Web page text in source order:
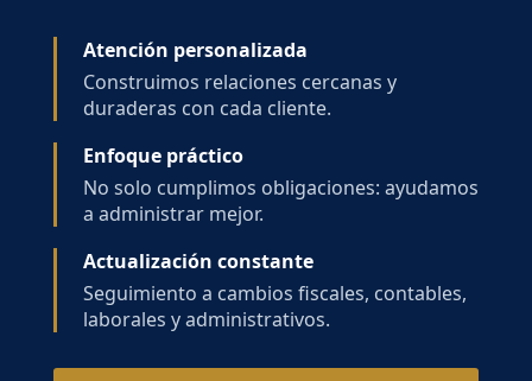
Atención personalizada
Construimos relaciones cercanas y
duraderas con cada cliente.
Enfoque práctico
No solo cumplimos obligaciones: ayudamos
a administrar mejor.
Actualización constante
Seguimiento a cambios fiscales, contables,
laborales y administrativos.